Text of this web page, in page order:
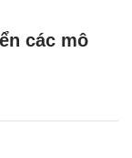
các mô